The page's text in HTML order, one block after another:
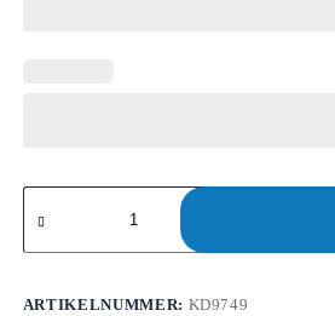
ARTIKELNUMMER: KD9749